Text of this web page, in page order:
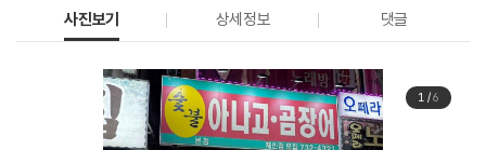
사진보기 상세정보 댓글
1/6